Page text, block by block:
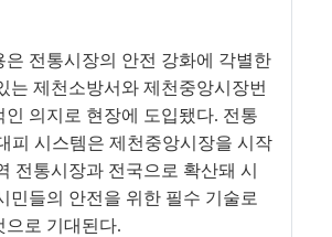
은 전통시장의 안전 강화에 각별한
는 제천소방서와 제천중앙시장번
인 의지로 현장에 도입됐다. 전통
피 시스템은 제천중앙시장을 시작
전통시장과 전국으로 확산돼 시
민들의 안전을 위한 필수 기술로
으로 기대된다.